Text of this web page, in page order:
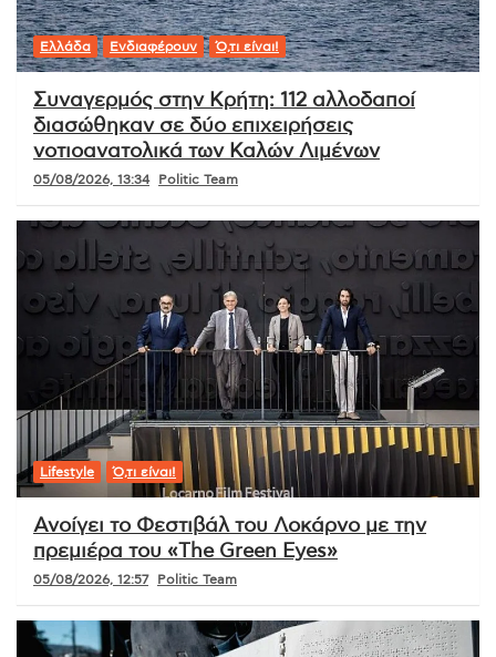
Ελλάδα Ενδιαφέρουν Ό,τι είναι!
Συναγερμός στην Κρήτη: 112 αλλοδαποί
διασώθηκαν σε δύο επιχειρήσεις
νοτιοανατολικά των Καλών Λιμένων
05/08/2026, 13:34 Politic Team
Lifestyle Ό,τι είναι!
Ανοίγει το Φεστιβάλ του Λοκάρνο με την
πρεμιέρα του «The Green Eyes»
05/08/2026, 12:57 Politic Team